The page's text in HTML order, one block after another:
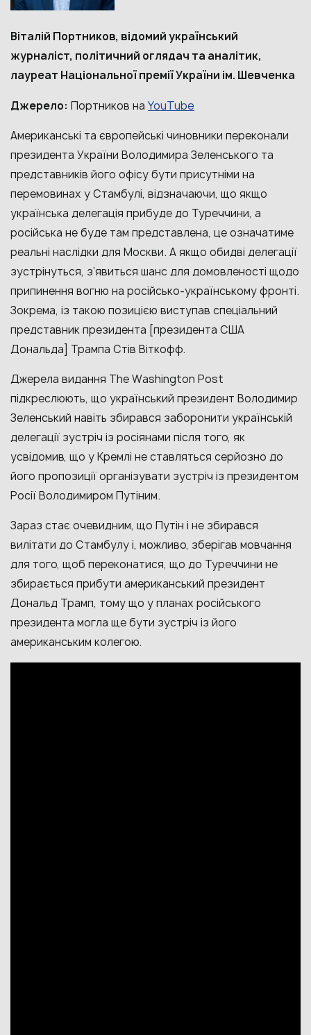
Віталій Портников, відомий український
журналіст, політичний оглядач та аналітик,
лауреат Національної премії України ім. Шевченка
Джерело: Портников на YouTube
Американські та європейські чиновники переконали
президента України Володимира Зеленського та
представників його офісу бути присутніми на
перемовинах у Стамбулі, відзначаючи, що якщо
українська делегація прибуде до Туреччини, а
російська не буде там представлена, це означатиме
реальні наслідки для Москви. А якщо обидві делегації
зустрінуться, з’явиться шанс для домовленості щодо
припинення вогню на російсько-українському фронті.
Зокрема, із такою позицією виступав спеціальний
представник президента [президента США
Дональда] Трампа Стів Віткофф.
Джерела видання The Washington Post
підкреслюють, що український президент Володимир
Зеленський навіть збирався заборонити українській
делегації зустріч із росіянами після того, як
усвідомив, що у Кремлі не ставляться серйозно до
його пропозиції організувати зустріч із президентом
Росії Володимиром Путіним.
Зараз стає очевидним, що Путін і не збирався
вилітати до Стамбулу і, можливо, зберігав мовчання
для того, щоб переконатися, що до Туреччини не
збирається прибути американський президент
Дональд Трамп, тому що у планах російського
президента могла ще бути зустріч із його
американським колегою.